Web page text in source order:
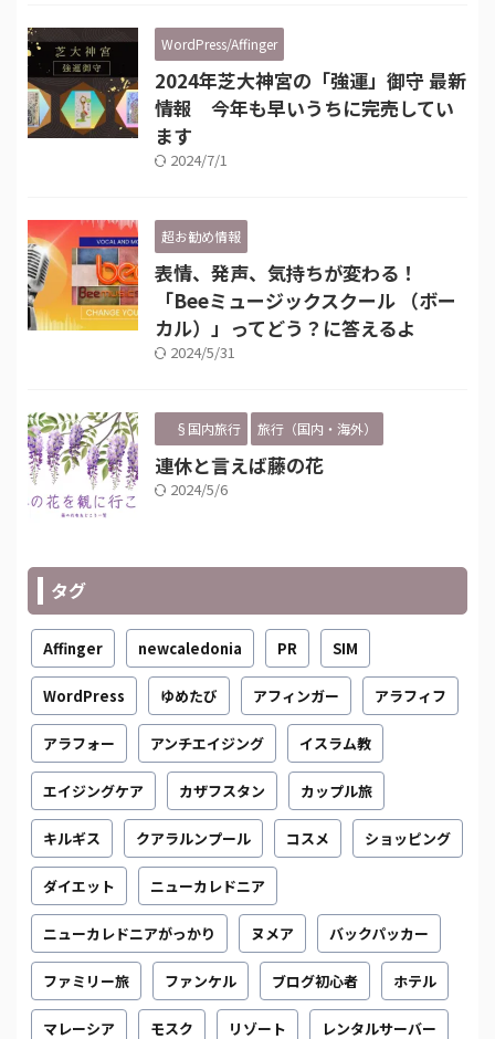
WordPress/Affinger
2024年芝大神宮の「強運」御守 最新
情報 今年も早いうちに完売してい
ます
2024/7/1
超お勧め情報
表情、発声、気持ちが変わる！
「Beeミュージックスクール （ボー
カル）」ってどう？に答えるよ
2024/5/31
§国内旅行 旅行（国内・海外）
連休と言えば藤の花
2024/5/6
タグ
Affinger newcaledonia PR SIM
WordPress ゆめたび アフィンガー アラフィフ
アラフォー アンチエイジング イスラム教
エイジングケア カザフスタン カップル旅
キルギス クアラルンプール コスメ ショッピング
ダイエット ニューカレドニア
ニューカレドニアがっかり ヌメア バックパッカー
ファミリー旅 ファンケル ブログ初心者 ホテル
マレーシア モスク リゾート レンタルサーバー